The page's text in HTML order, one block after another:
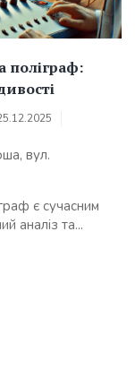
поліграф:
вул.
є сучасним
аналіз та...